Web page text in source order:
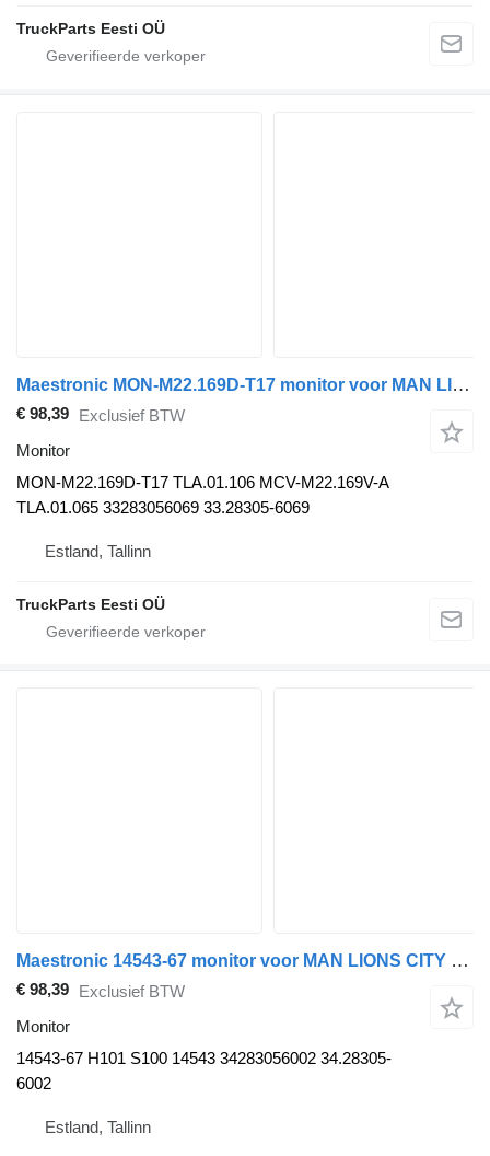
TruckParts Eesti OÜ
Maestronic MON-M22.169D-T17 monitor voor MAN LIONS CITY bus
€ 98,39 Exclusief BTW
Monitor
MON-M22.169D-T17 TLA.01.106 MCV-M22.169V-A
TLA.01.065 33283056069 33.28305-6069
Estland, Tallinn
TruckParts Eesti OÜ
Maestronic 14543-67 monitor voor MAN LIONS CITY (01.04-) bus
€ 98,39 Exclusief BTW
Monitor
14543-67 H101 S100 14543 34283056002 34.28305-
6002
Estland, Tallinn